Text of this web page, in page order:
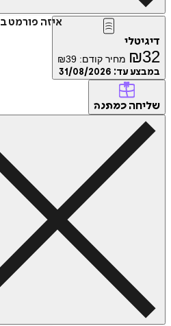
איזה פורמט בא לך?
₪ מחיר קודם: ₪39
עד:31/08/2026
כמתנה